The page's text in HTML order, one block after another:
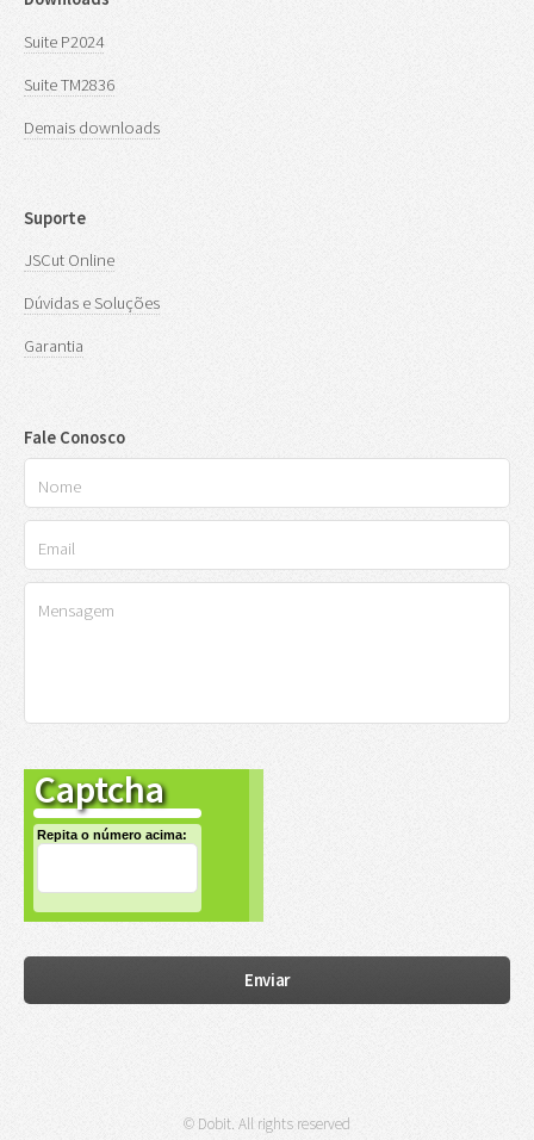
Suite P2024
Suite TM2836
Demais downloads
Suporte
JSCut Online
Dúvidas e Soluções
Garantia
Fale Conosco
Captcha
Repita o número acima:
© Dobit. All rights reserved